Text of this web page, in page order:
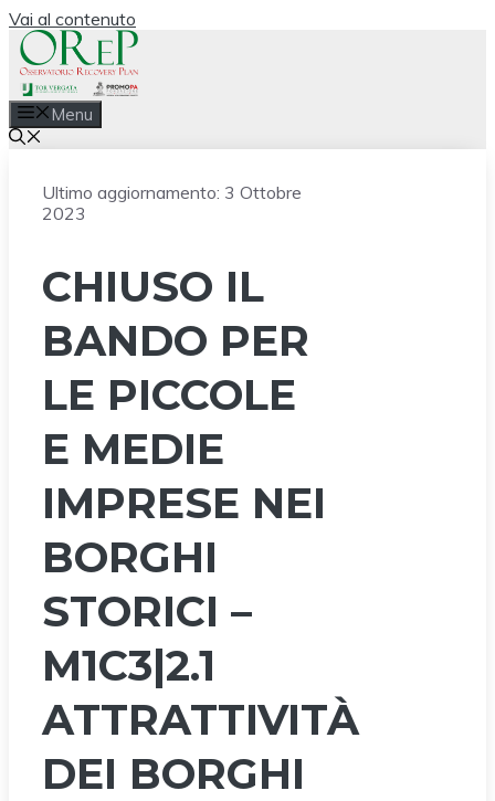
Vai al contenuto
Menu
Ultimo aggiornamento: 3 Ottobre
2023
CHIUSO IL
BANDO PER
LE PICCOLE
E MEDIE
IMPRESE NEI
BORGHI
STORICI –
M1C3|2.1
ATTRATTIVITÀ
DEI BORGHI